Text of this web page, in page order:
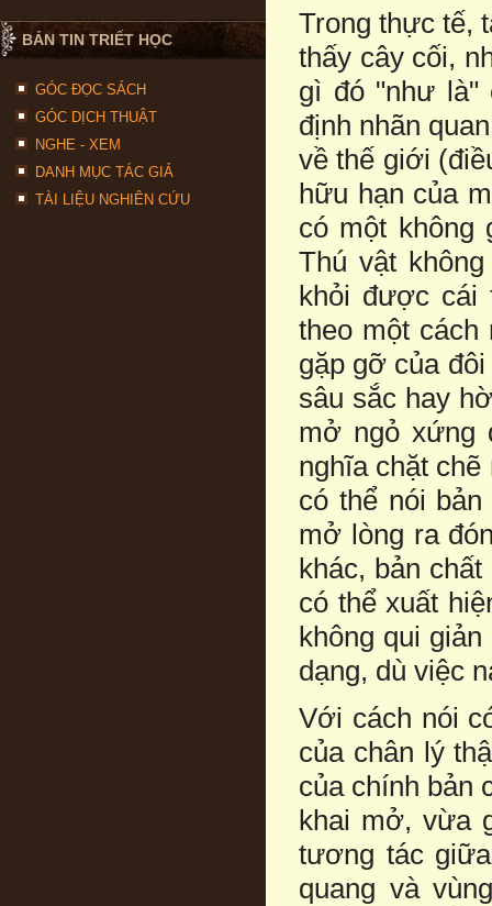
BẢN TIN TRIẾT HỌC
GÓC ĐỌC SÁCH
GÓC DỊCH THUẬT
NGHE - XEM
DANH MỤC TÁC GIẢ
TÀI LIỆU NGHIÊN CỨU
Trong thực tế,
thấy cây cối,
gì đó "như là"
định nhãn
về thế giới
hữu hạn của
có một không
Thú vật
khỏi được
theo một
gặp gỡ của
sâu sắc hay
mở ngỏ xứng
nghĩa chặt
có thể nói
mở lòng ra
khác, bản
có thể xuất
không qui
dạng, dù việc
Với cách nói
của chân lý
của chính bản
khai mở, vừa
tương tác
quang và